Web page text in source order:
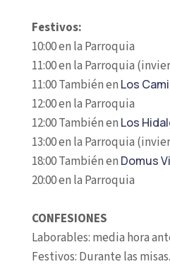
Festivos:
10:00 en la Parroquia
11:00 en la Parroquia
11:00 También en Los
12:00 en la Parroquia
12:00 También en Los
13:00 en la Parroquia
18:00 También en Domus Vi
20:00 en la Parroquia
CONFESIONES
Laborables: media hora
Festivos: Durante las misas.